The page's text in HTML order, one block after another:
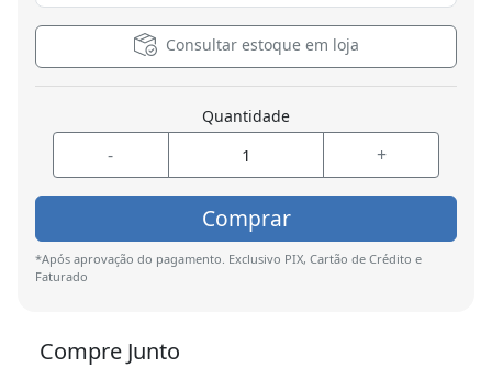
Consultar estoque em loja
Quantidade
- +
Comprar
*Após aprovação do pagamento. Exclusivo PIX, Cartão de Crédito e
Faturado
Compre Junto